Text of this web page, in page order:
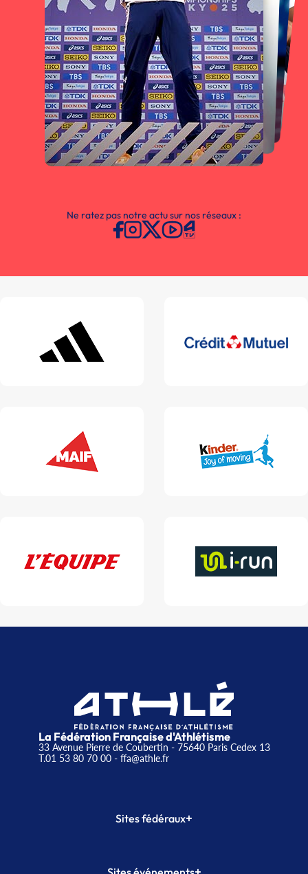
Ne ratez pas notre actu sur nos réseaux :
La Fédération Française d'Athlétisme
33 Avenue Pierre de Coubertin - 75640 Paris Cedex 13
T.01 53 80 70 00- ffa@athle.fr
Sites fédéraux+